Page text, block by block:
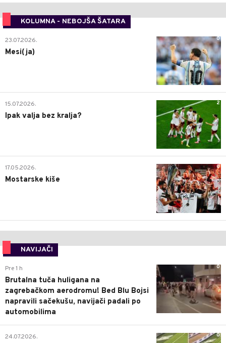
KOLUMNA - NEBOJŠA ŠATARA
0
23.07.2026.
Mesi(ja)
2
15.07.2026.
Ipak valja bez kralja?
0
17.05.2026.
Mostarske kiše
NAVIJAČI
0
Pre 1 h
Brutalna tuča huligana na
zagrebačkom aerodromu! Bed Blu Bojsi
napravili sačekušu, navijači padali po
automobilima
0
24.07.2026.